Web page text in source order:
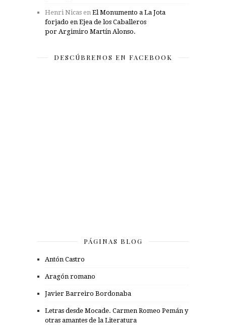
Henri Nicas en El Monumento a La Jota
forjado en Ejea de los Caballeros
por Argimiro Martín Alonso.
DESCÚBRENOS EN FACEBOOK
PÁGINAS BLOG
Antón Castro
Aragón romano
Javier Barreiro Bordonaba
Letras desde Mocade. Carmen Romeo Pemán y
otras amantes de la Literatura